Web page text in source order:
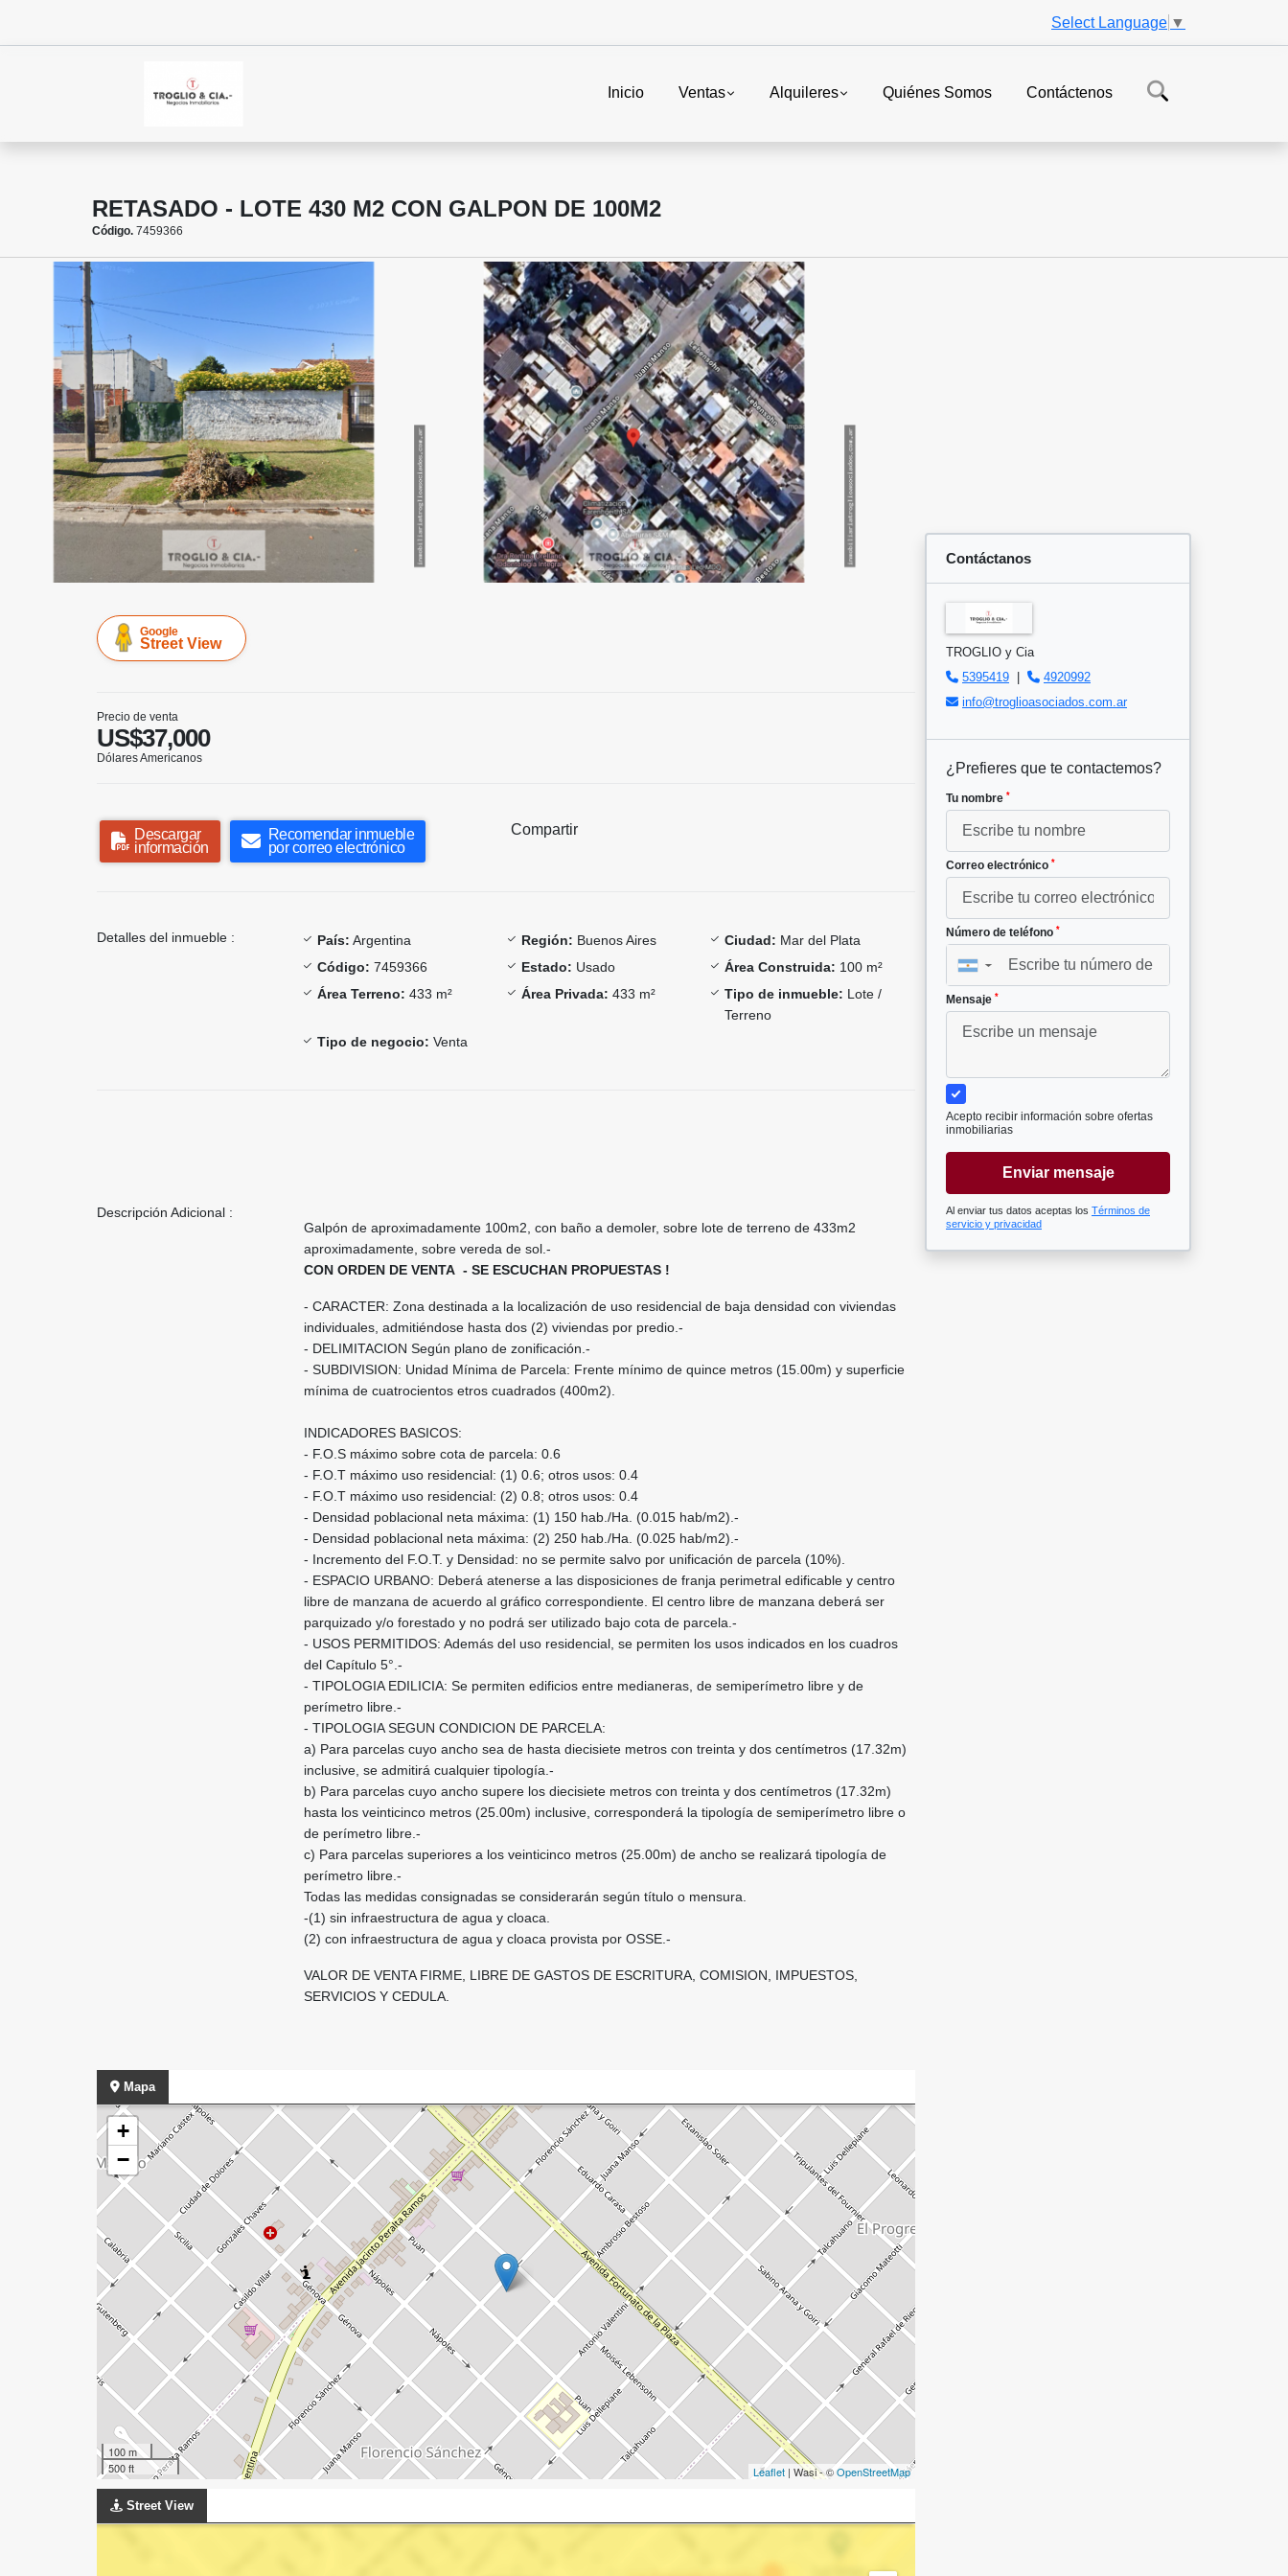
Select Language ▼
Inicio Ventas Alquileres Quiénes Somos Contáctenos
RETASADO - LOTE 430 M2 CON GALPON DE 100M2
Código. 7459366
Google
Street View
Precio de venta
US$37,000
Dólares Americanos
Descargar
información
Recomendar inmueble
por correo electrónico
Compartir
Detalles del inmueble : País: Argentina Región: Buenos Aires Ciudad: Mar del Plata
Código: 7459366 Estado: Usado Área Construida: 100 m²
Área Terreno: 433 m² Área Privada: 433 m² Tipo de inmueble: Lote /
Terreno
Tipo de negocio: Venta
Descripción Adicional :
Galpón de aproximadamente 100m2, con baño a demoler, sobre lote de terreno de 433m2
aproximadamente, sobre vereda de sol.-
CON ORDEN DE VENTA - SE ESCUCHAN PROPUESTAS !
- CARACTER: Zona destinada a la localización de uso residencial de baja densidad con viviendas
individuales, admitiéndose hasta dos (2) viviendas por predio.-
- DELIMITACION Según plano de zonificación.-
- SUBDIVISION: Unidad Mínima de Parcela: Frente mínimo de quince metros (15.00m) y superficie
mínima de cuatrocientos etros cuadrados (400m2).
INDICADORES BASICOS:
- F.O.S máximo sobre cota de parcela: 0.6
- F.O.T máximo uso residencial: (1) 0.6; otros usos: 0.4
- F.O.T máximo uso residencial: (2) 0.8; otros usos: 0.4
- Densidad poblacional neta máxima: (1) 150 hab./Ha. (0.015 hab/m2).-
- Densidad poblacional neta máxima: (2) 250 hab./Ha. (0.025 hab/m2).-
- Incremento del F.O.T. y Densidad: no se permite salvo por unificación de parcela (10%).
- ESPACIO URBANO: Deberá atenerse a las disposiciones de franja perimetral edificable y centro
libre de manzana de acuerdo al gráfico correspondiente. El centro libre de manzana deberá ser
parquizado y/o forestado y no podrá ser utilizado bajo cota de parcela.-
- USOS PERMITIDOS: Además del uso residencial, se permiten los usos indicados en los cuadros
del Capítulo 5°.-
- TIPOLOGIA EDILICIA: Se permiten edificios entre medianeras, de semiperímetro libre y de
perímetro libre.-
- TIPOLOGIA SEGUN CONDICION DE PARCELA:
a) Para parcelas cuyo ancho sea de hasta diecisiete metros con treinta y dos centímetros (17.32m)
inclusive, se admitirá cualquier tipología.-
b) Para parcelas cuyo ancho supere los diecisiete metros con treinta y dos centímetros (17.32m)
hasta los veinticinco metros (25.00m) inclusive, corresponderá la tipología de semiperímetro libre o
de perímetro libre.-
c) Para parcelas superiores a los veinticinco metros (25.00m) de ancho se realizará tipología de
perímetro libre.-
Todas las medidas consignadas se considerarán según título o mensura.
-(1) sin infraestructura de agua y cloaca.
(2) con infraestructura de agua y cloaca provista por OSSE.-
VALOR DE VENTA FIRME, LIBRE DE GASTOS DE ESCRITURA, COMISION, IMPUESTOS,
SERVICIOS Y CEDULA.
Mapa
+
−
100 m
500 ft
Leaflet | Wasi - ©OpenStreetMap
Street View
Contáctanos
TROGLIO y Cia
5395419
4920992
info@troglioasociados.com.ar
¿Prefieres que te contactemos?
Tu nombre *
Correo electrónico *
Número de teléfono *
▼
Mensaje *
Acepto recibir información sobre ofertas
inmobiliarias
Enviar mensaje
Al enviar tus datos aceptas los Términos de
servicio y privacidad